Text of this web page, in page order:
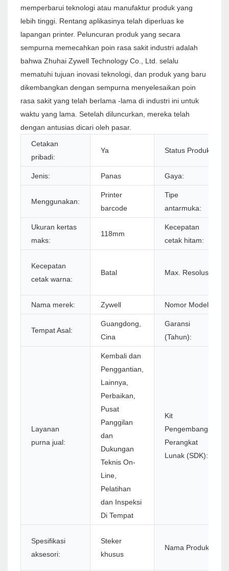
memperbarui teknologi atau manufaktur produk yang
lebih tinggi. Rentang aplikasinya telah diperluas ke
lapangan printer. Peluncuran produk yang secara
sempurna memecahkan poin rasa sakit industri adalah
bahwa Zhuhai Zywell Technology Co., Ltd. selalu
mematuhi tujuan inovasi teknologi, dan produk yang baru
dikembangkan dengan sempurna menyelesaikan poin
rasa sakit yang telah berlama -lama di industri ini untuk
waktu yang lama. Setelah diluncurkan, mereka telah
dengan antusias dicari oleh pasar.
Cetakan
pribadi:
Ya Status Produk:
Jenis: Panas Gaya:
Menggunakan:
Printer
barcode
Tipe
antarmuka:
Ukuran kertas
maks:
118mm
Kecepatan
cetak hitam:
Kecepatan
cetak warna:
Batal Max. Resolusi:
Nama merek: Zywell Nomor Model:
Tempat Asal:
Guangdong,
Cina
Garansi
(Tahun):
Layanan
purna jual:
Kembali dan
Penggantian,
Lainnya,
Perbaikan,
Pusat
Panggilan
dan
Dukungan
Teknis On-
Line,
Pelatihan
dan Inspeksi
Di Tempat
Kit
Pengembangan
Perangkat
Lunak (SDK):
Spesifikasi
aksesori:
Steker
khusus
Nama Produk: